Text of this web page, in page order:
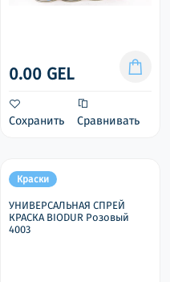
0.00 GEL
Сохранить Сравнивать
Краски
УНИВЕРСАЛЬНАЯ СПРЕЙ
КРАСКА BIODUR Розовый
4003